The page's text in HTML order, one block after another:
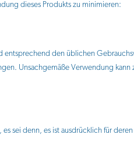
dieses Produkts zu minimieren:
entsprechend den üblichen
Unsachgemäße Verwendung kann
sei denn, es ist ausdrücklich für